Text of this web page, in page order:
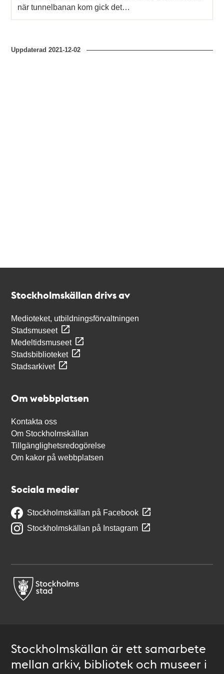
när tunnelbanan kom gick det…
Uppdaterad2021-12-02
Stockholmskällan drivs av
Medioteket, utbildningsförvaltningen
Stadsmuseet
Medeltidsmuseet
Stadsbiblioteket
Stadsarkivet
Om webbplatsen
Kontakta oss
Om Stockholmskällan
Tillgänglighetsredogörelse
Om kakor på webbplatsen
Sociala medier
Stockholmskällan på Facebook
Stockholmskällan på Instagram
Stockholmskällan är ett samarbete
mellan arkiv, bibliotek och museer i